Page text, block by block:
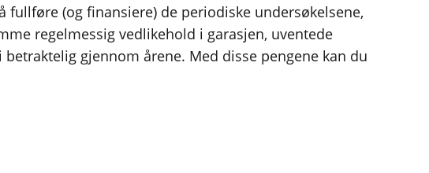
(og finansiere) de periodiske undersøkelsene,
regelmessig vedlikehold i garasjen, uventede
gjennom årene. Med disse pengene kan du